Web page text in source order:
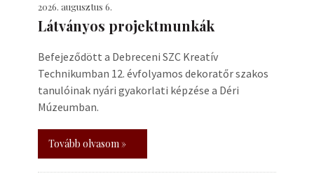
2026. augusztus 6.
Látványos projektmunkák
Befejeződött a Debreceni SZC Kreatív
Technikumban 12. évfolyamos dekoratőr szakos
tanulóinak nyári gyakorlati képzése a Déri
Múzeumban.
Tovább olvasom »